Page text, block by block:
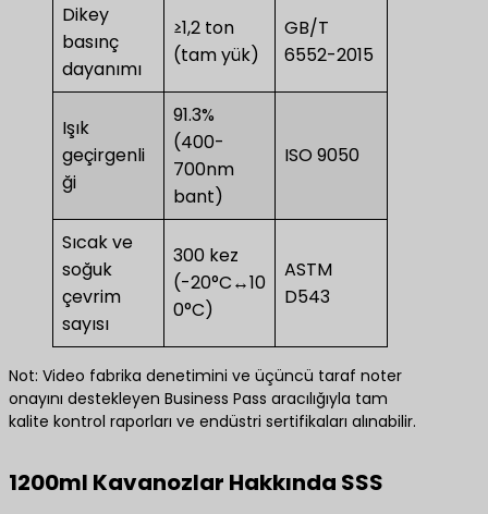
Dikey
basınç
dayanımı
≥1,2 ton
(tam yük)
GB/T
6552-2015
Işık
geçirgenli
ği
91.3%
(400-
700nm
bant)
ISO 9050
Sıcak ve
soğuk
çevrim
sayısı
300 kez
(-20°C↔10
0°C)
ASTM
D543
Not: Video fabrika denetimini ve üçüncü taraf noter
onayını destekleyen Business Pass aracılığıyla tam
kalite kontrol raporları ve endüstri sertifikaları alınabilir.
1200ml Kavanozlar Hakkında SSS